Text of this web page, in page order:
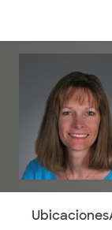
Ubicaciones